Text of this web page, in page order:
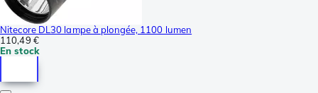
Nitecore DL30 lampe à plongée, 1100 lumen
110,49 €
En stock